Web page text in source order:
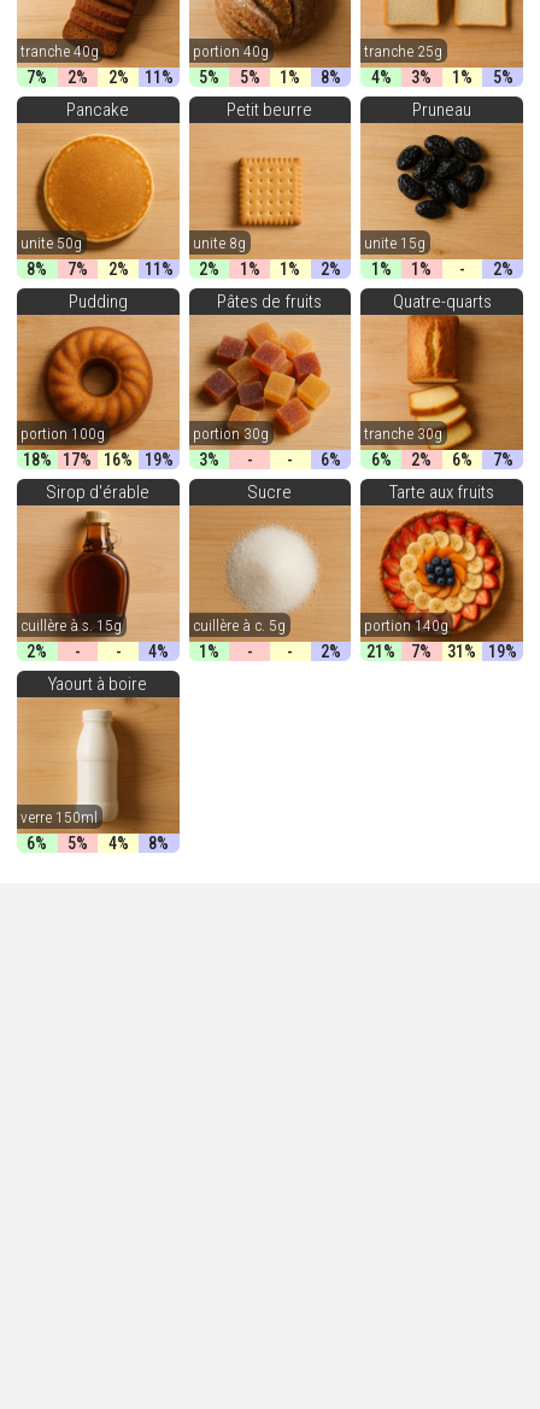
tranche 40g
7%
2% 2% 11%
portion 40g
5%
5% 1% 8%
tranche 25g
4%
3% 1% 5%
Pancake
unite 50g
8%
7% 2% 11%
Petit beurre
unite 8g
2%
1% 1% 2%
Pruneau
unite 15g
1%
1% - 2%
Pudding
portion 100g
18%
17% 16% 19%
Pâtes de fruits
portion 30g
3%
- - 6%
Quatre-quarts
tranche 30g
6%
2% 6% 7%
Sirop d'érable
cuillère à s. 15g
2%
- - 4%
Sucre
cuillère à c. 5g
1%
- - 2%
Tarte aux fruits
portion 140g
21%
7% 31% 19%
Yaourt à boire
verre 150ml
6%
5% 4% 8%